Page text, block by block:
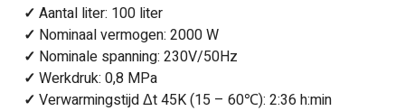
aantal
✓ Aantal liter: 100 liter
✓ Nominaal vermogen: 2000 W
✓ Nominale spanning: 230V/50Hz
✓ Werkdruk: 0,8 MPa
✓ Verwarmingstijd Δt 45K (15 – 60℃): 2:36 h:min